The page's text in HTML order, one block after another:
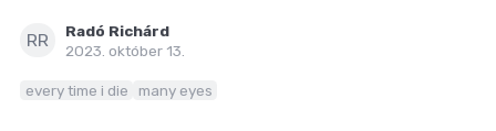
RR
Radó Richárd
2023. október 13.
every time i die many eyes